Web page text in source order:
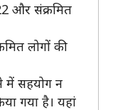
और संक्रमित
लोगों की
में सहयोग न
गया है। यहां